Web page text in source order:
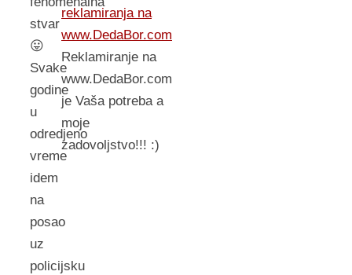
stvar
😛
Svake
godine
u
odredjeno
vreme
idem
na
posao
uz
policijsku
reklamiranja na
www.DedaBor.com
Reklamiranje na
www.DedaBor.com
je Vaša potreba a
moje
zadovoljstvo!!! :)